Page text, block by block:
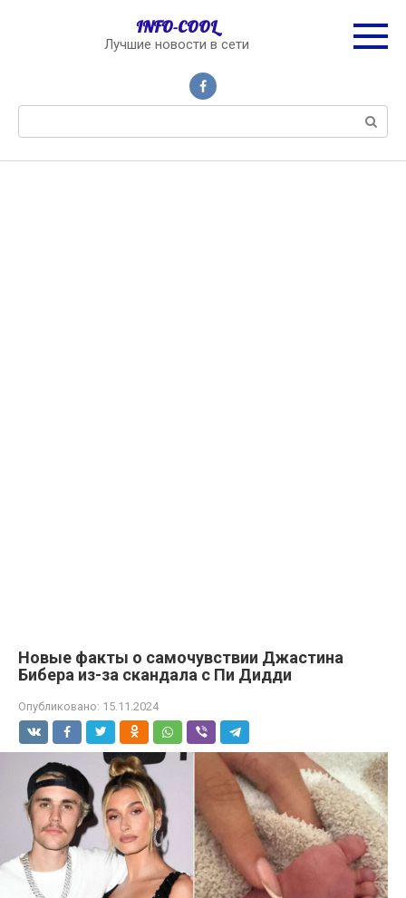
INFO-COOL
Лучшие новости в сети
Новые факты о самочувствии Джастина
Бибера из-за скандала с Пи Дидди
Опубликовано: 15.11.2024